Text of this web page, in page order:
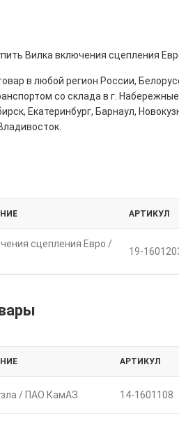
Вилка включения сцепления
в любой регион России,
со склада в г.
Екатеринбург, Барнаул,
АРТИКУЛ
сцепления Евро /
19-
АРТИКУЛ
/ ПАО КамАЗ 14-1601108